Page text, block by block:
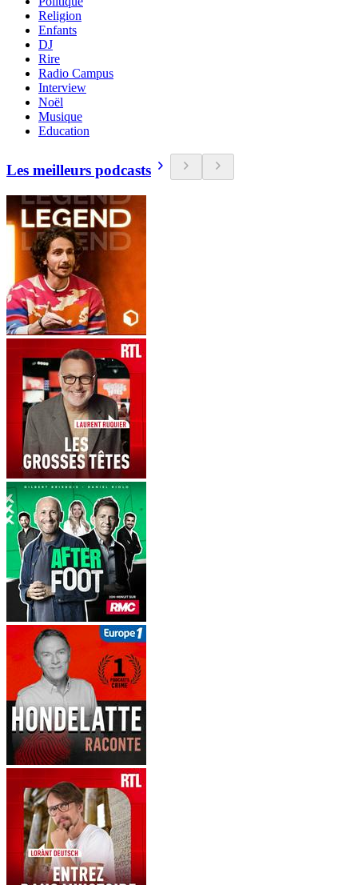
Religion
Enfants
DJ
Rire
Radio Campus
Interview
Noël
Musique
Education
Les meilleurs podcasts